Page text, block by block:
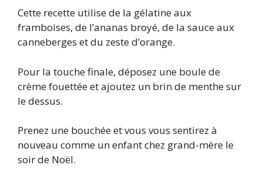
Cette recette utilise de la gélatine aux
framboises, de l’ananas broyé, de la sauce aux
canneberges et du zeste d’orange.
Pour la touche finale, déposez une boule de
crème fouettée et ajoutez un brin de menthe sur
le dessus.
Prenez une bouchée et vous vous sentirez à
nouveau comme un enfant chez grand-mère le
soir de Noël.